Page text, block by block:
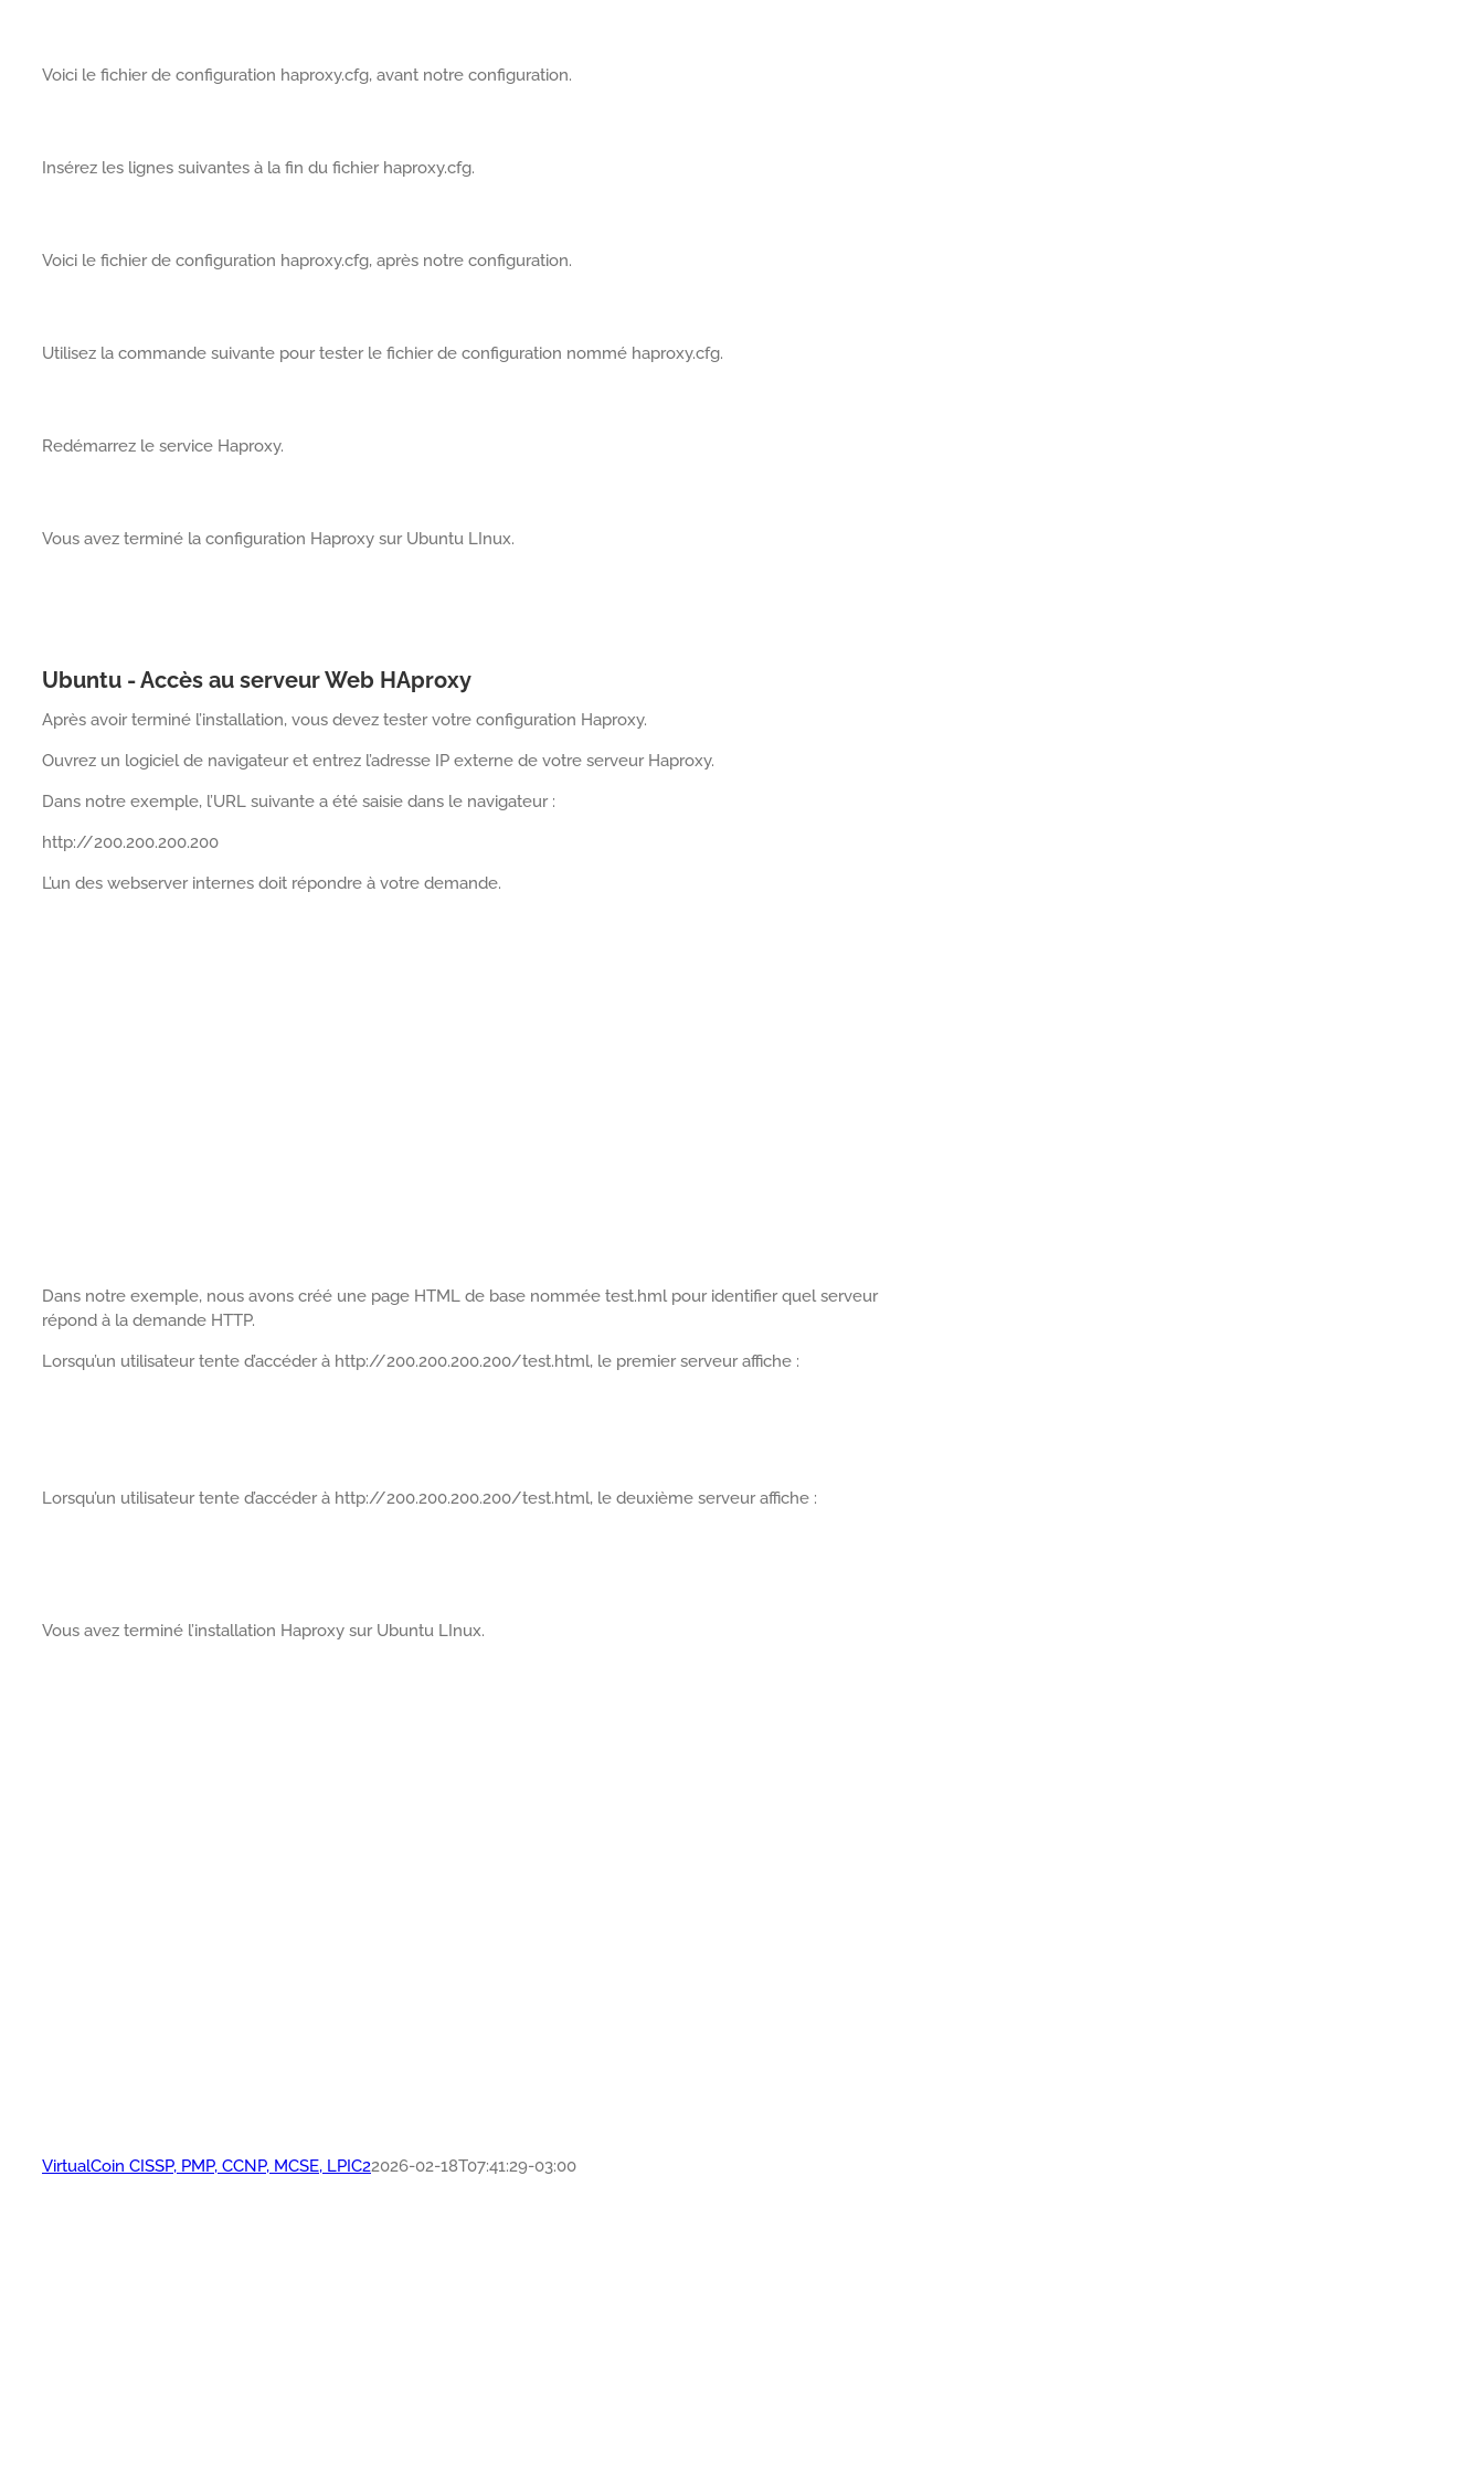
Voici le fichier de configuration haproxy.cfg, avant notre configuration.
Insérez les lignes suivantes à la fin du fichier haproxy.cfg.
Voici le fichier de configuration haproxy.cfg, après notre configuration.
Utilisez la commande suivante pour tester le fichier de configuration nommé haproxy.cfg.
Redémarrez le service Haproxy.
Vous avez terminé la configuration Haproxy sur Ubuntu LInux.
Ubuntu - Accès au serveur Web HAproxy
Après avoir terminé l’installation, vous devez tester votre configuration Haproxy.
Ouvrez un logiciel de navigateur et entrez l’adresse IP externe de votre serveur Haproxy.
Dans notre exemple, l’URL suivante a été saisie dans le navigateur :
http://200.200.200.200
L’un des webserver internes doit répondre à votre demande.
Dans notre exemple, nous avons créé une page HTML de base nommée test.hml pour identifier quel serveur
répond à la demande HTTP.
Lorsqu’un utilisateur tente d’accéder à http://200.200.200.200/test.html, le premier serveur affiche :
Lorsqu’un utilisateur tente d’accéder à http://200.200.200.200/test.html, le deuxième serveur affiche :
Vous avez terminé l’installation Haproxy sur Ubuntu LInux.
VirtualCoin CISSP, PMP, CCNP, MCSE, LPIC22026-02-18T07:41:29-03:00